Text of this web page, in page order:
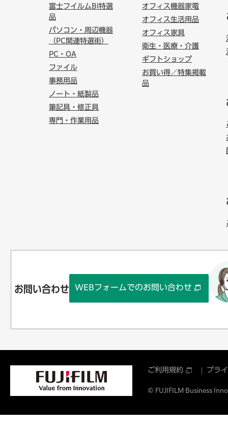
富士フイルムBI特選
品
パソコン・周辺機器
（PC関連特選街）
PC・OA
ファイル
事務用品
ノート・紙製品
筆記具・修正具
専門・作業用品
オフィス機器家電
オフィス生活用品
オフィス家具
衛生・医療・介護
ギフトショップ
お買い得／特集掲載
品
お問い合わせ WEBフォームでのお問い合わせ
ご利用規約 プラ
© FUJIFILM Business